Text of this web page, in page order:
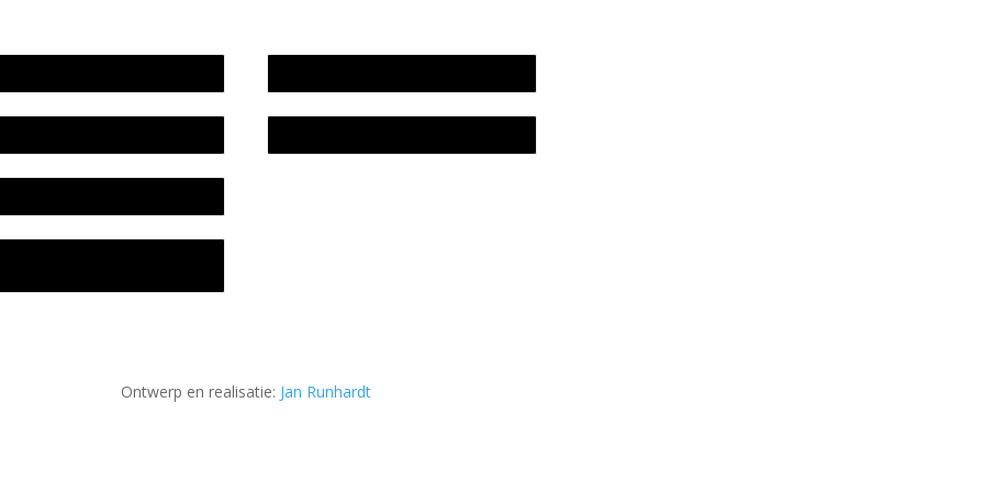
Ontwerp en realisatie: Jan Runhardt